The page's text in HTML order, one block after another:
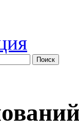
Поиск